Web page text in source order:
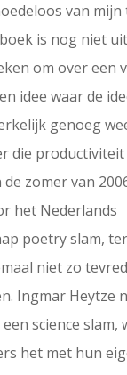
van mijn
is nog niet
om over een
idee waar de
genoeg
die productiviteit
zomer van
het Nederlands
poetry slam,
niet zo
Ingmar Heytze
science slam,
het met hun